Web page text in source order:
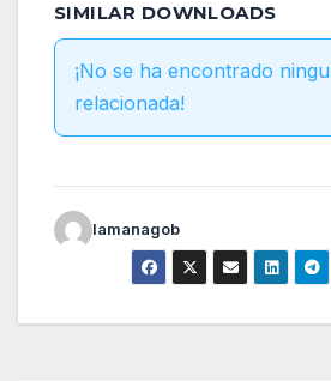
SIMILAR DOWNLOADS
¡No se ha encontrado
relacionada!
lamanagob